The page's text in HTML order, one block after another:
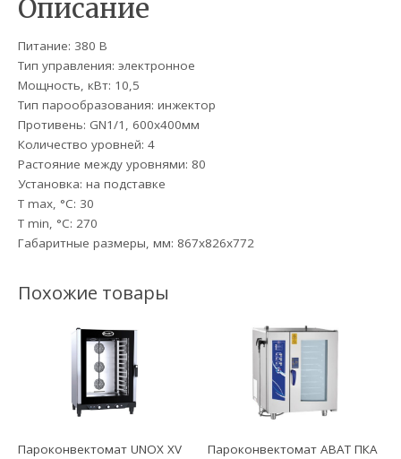
Описание
Питание: 380 В
Тип управления: электронное
Мощность, кВт: 10,5
Тип парообразования: инжектор
Противень: GN1/1, 600х400мм
Количество уровней: 4
Растояние между уровнями: 80
Установка: на подставке
T max, °C: 30
T min, °С: 270
Габаритные размеры, мм: 867x826x772
Похожие товары
Пароконвектомат UNOX XV
Пароконвектомат ABAT ПКА